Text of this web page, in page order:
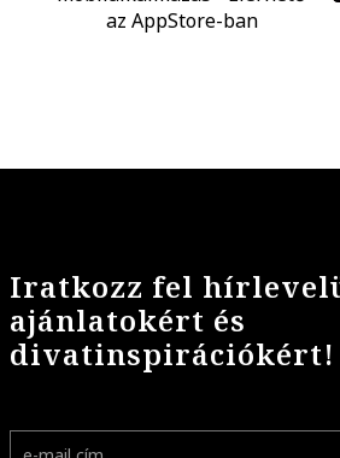
Iratkozz fel
ajánlatokért és
divatinspirációkért!